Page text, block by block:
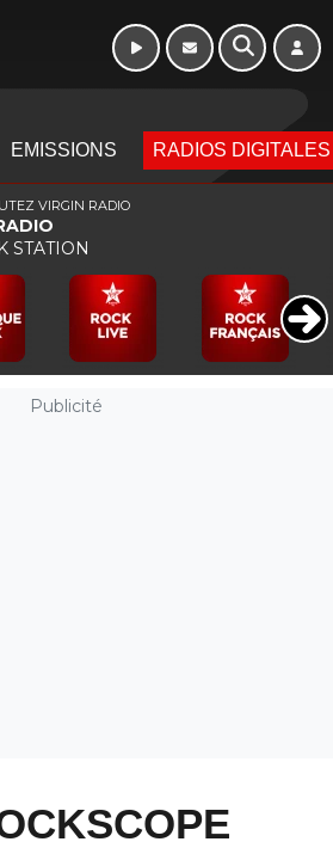
EMISSIONS RADIOS DIGITALES
Publicité
VIRGIN RADIO
STATION
16h - 20h